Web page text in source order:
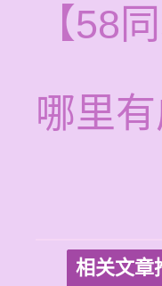
【58
哪里
相关文章